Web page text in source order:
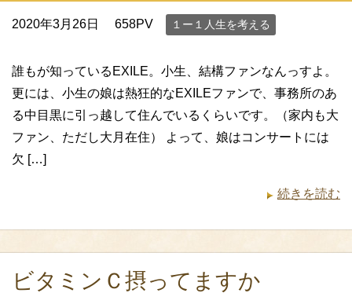
2020年3月26日 658PV １ー１人生を考える
誰もが知っているEXILE。小生、結構ファンなんっすよ。
更には、小生の娘は熱狂的なEXILEファンで、事務所のあ
る中目黒に引っ越して住んでいるくらいです。（家内も大
ファン、ただし大月在住） よって、娘はコンサートには
欠 […]
続きを読む
ビタミンＣ摂ってますか